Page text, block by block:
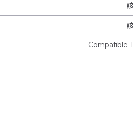
Compatible